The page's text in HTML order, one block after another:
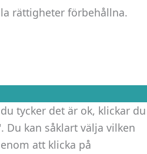
rättigheter förbehållna.
tycker det är ok, klickar du
Du kan såklart välja vilken
att klicka på